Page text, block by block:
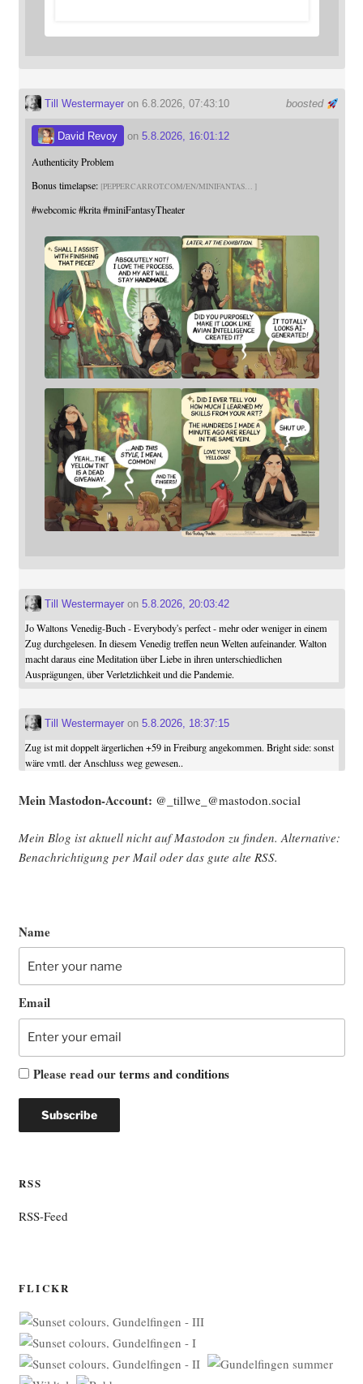
boosted
Till Westermayeron 6.8.2026, 07:43:10
David Revoy on 5.8.2026, 16:01:12
Authenticity Problem
Bonus timelapse: PEPPERCARROT.COM/EN/MINIFANTAS
#webcomic #krita #miniFantasyTheater
Till Westermayeron 5.8.2026, 20:03:42
Jo Waltons Venedig-Buch - Everybody's perfect - mehr oder weniger in einem
Zug durchgelesen. In diesem Venedig treffen neun Welten aufeinander. Walton
macht daraus eine Meditation über Liebe in ihren unterschiedlichen
Ausprägungen, über Verletzlichkeit und die Pandemie.
Till Westermayeron 5.8.2026, 18:37:15
Zug ist mit doppelt ärgerlichen +59 in Freiburg angekommen. Bright side: sonst
wäre vmtl. der Anschluss weg gewesen..
Mein Mast­o­don-Account: @_tillwe_@mastodon.social
Mein Blog ist aktu­ell nicht auf Mast­o­don zu fin­den. Alter­na­ti­ve:
Benach­rich­ti­gung per Mail oder das gute alte RSS.
Name
Email
Please read ourterms and conditions
RSS
RSS-Feed
FLICKR